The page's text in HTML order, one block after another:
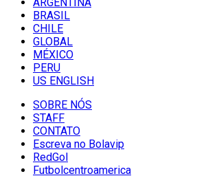
BRASIL
CHILE
GLOBAL
MÉXICO
PERU
US ENGLISH
SOBRE NÓS
STAFF
CONTATO
Escreva no Bolavip
RedGol
Futbolcentroamerica